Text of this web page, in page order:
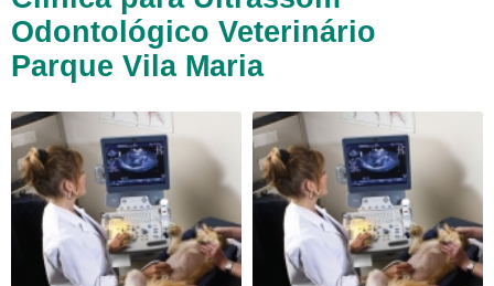
Odontológico Veterinário
Parque Vila Maria